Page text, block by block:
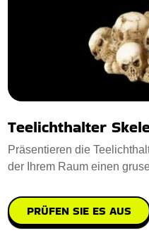
Teelichthalter
Präsentieren die
der Ihrem Raum einen
PRÜFEN SIE ES AUS